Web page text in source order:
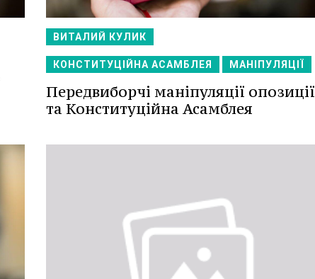
ВИТАЛИЙ КУЛИК
КОНСТИТУЦІЙНА АСАМБЛЕЯ МАНІПУЛЯЦІЇ
Передвиборчі маніпуляції опозиції
та Конституційна Асамблея